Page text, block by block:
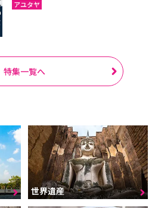
アユタヤ
特集一覧へ
世界遺産